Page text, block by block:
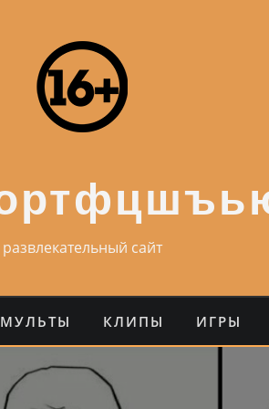
развлекательный сайт
МУЛЬТЫ КЛИПЫ ИГРЫ